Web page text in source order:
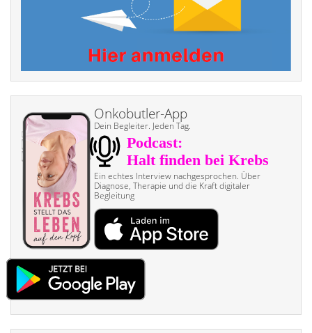
Onkobutler-App
Dein Begleiter. Jeden Tag.
Ein echtes Interview nach­gesprochen. Über
Diagnose, Therapie und die Kraft digitaler
Begleitung